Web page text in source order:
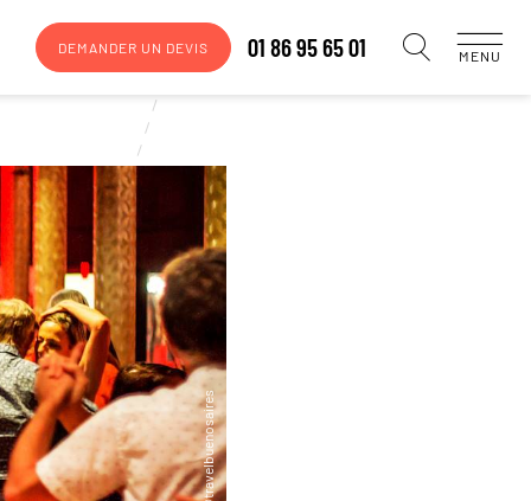
DEMANDER UN DEVIS 01 86 95 65 01 MENU